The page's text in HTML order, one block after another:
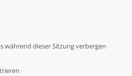
während dieser Sitzung verbergen